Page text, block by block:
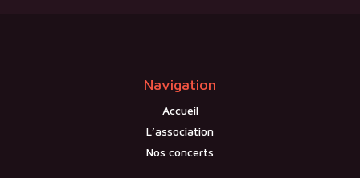
Navigation
Accueil
L’association
Nos concerts